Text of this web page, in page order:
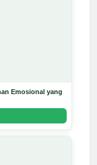
Emosional yang